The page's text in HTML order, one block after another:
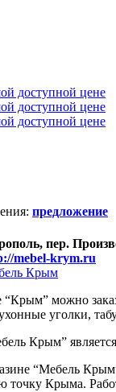
: предложение
пер.
mebel-krym.ru
Крым
можно
уголки,
Крым”
“Мебель
точку Крыма.